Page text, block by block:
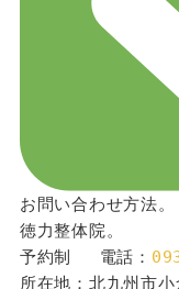
お問い合わせ方法。
徳力整体院。
予約制 　電話：
所在地：北九州市